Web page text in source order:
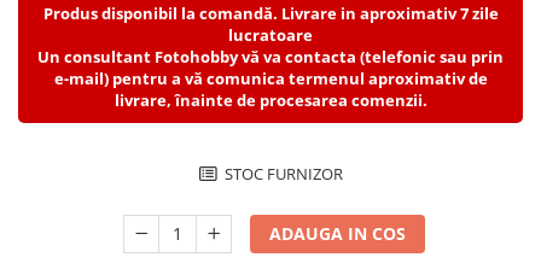
Inele reductii obiective
Curatare si intretinere
Blitz-uri externe
Blitz-uri TTL - Dedicate
Adaptoare stativ port umbrela si
Produs disponibil la comandă. Livrare in aproximativ 7 zile
lucratoare
Un consultant Fotohobby vă va contacta (telefonic sau prin
e-mail) pentru a vă comunica termenul aproximativ de
livrare, înainte de procesarea comenzii.
STOC FURNIZOR
ADAUGA IN COS